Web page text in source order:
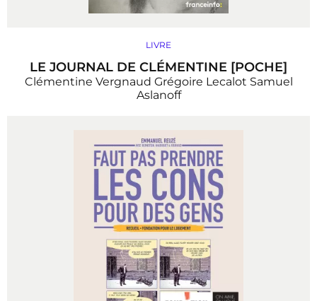
LIVRE
LE JOURNAL DE CLÉMENTINE [POCHE]
Clémentine Vergnaud Grégoire Lecalot Samuel
Aslanoff